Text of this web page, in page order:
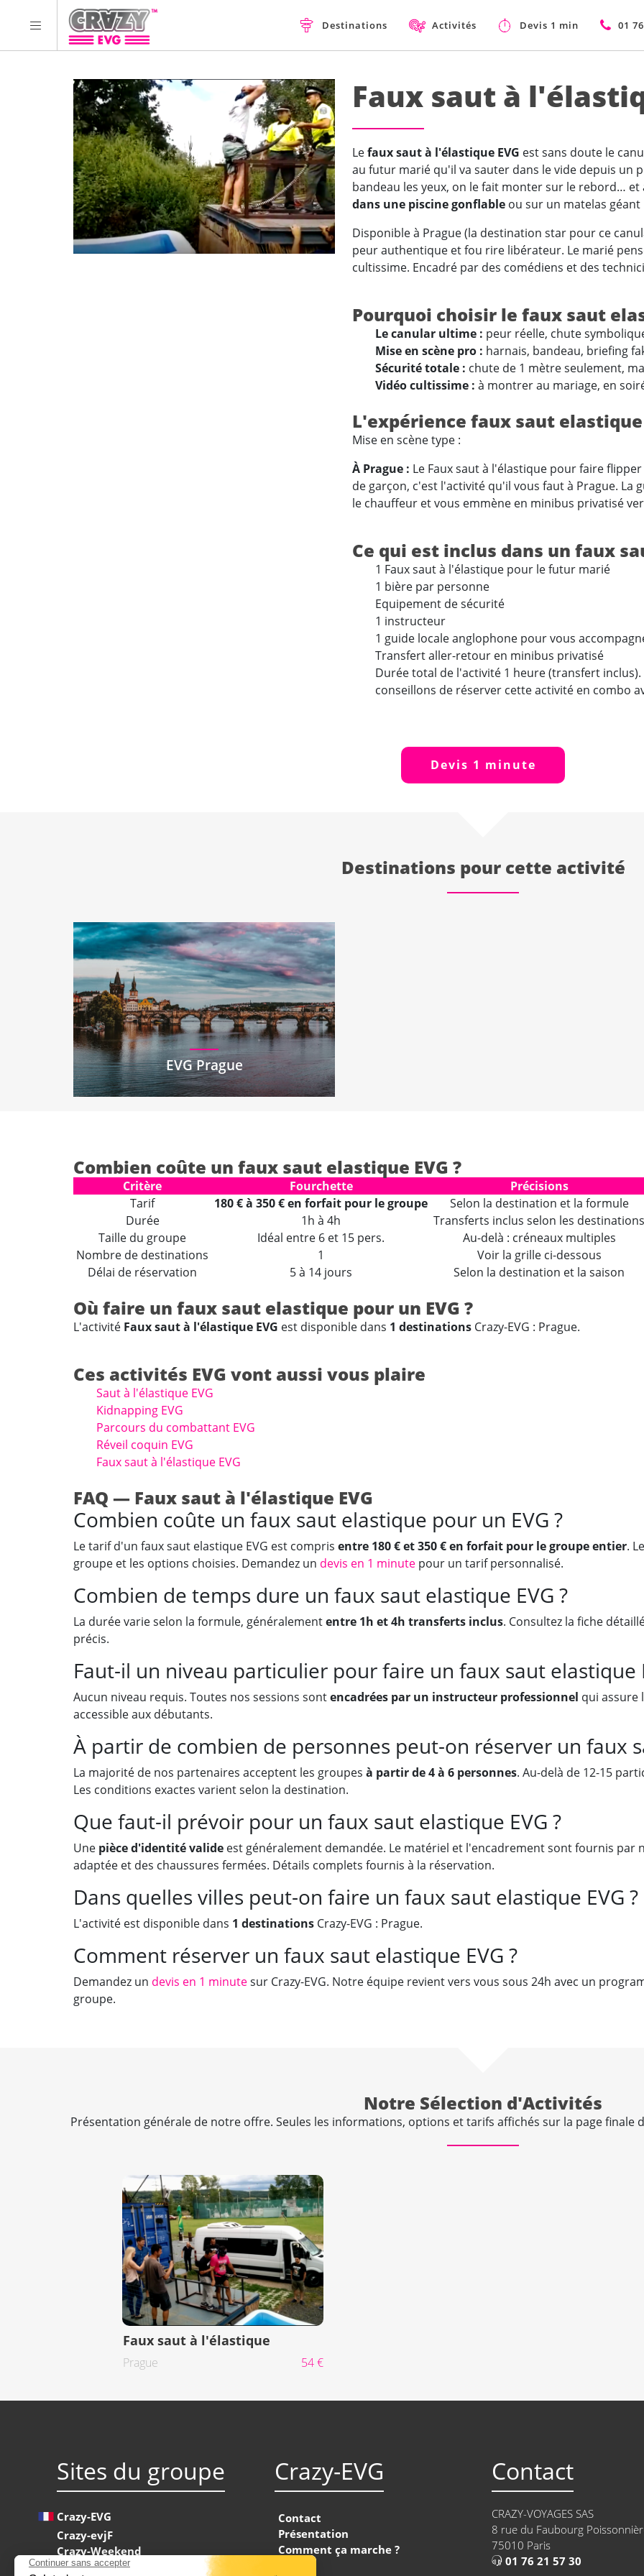
Destinations Activités Devis 1 min 01
Faux saut à
Lefaux saut à l'élastique EVG est sans doute le
au futur marié qu'il va sauter dans le vide depuis un
bandeau les yeux, on le fait monter sur le rebord…
dans une piscine gonflable ou sur un matelas
Disponible à Prague (la destination star pour ce
peur authentique et fou rire libérateur. Le marié
cultissime. Encadré par des comédiens et des
Pourquoi choisir le faux saut
Le canular ultime : peur réelle, chute
Mise en scène pro : harnais, bandeau, briefing
Sécurité totale : chute de 1 mètre seulement,
Vidéo cultissime : à montrer au mariage, en
L'expérience faux saut
Mise en scène type :
À Prague : Le Faux saut à l'élastique pour faire
de garçon, c'est l'activité qu'il vous faut à Prague. La
le chauffeur et vous emmène en minibus privatisé
Ce qui est inclus dans un faux
1 Faux saut à l'élastique pour le futur marié
1 bière par personne
Equipement de sécurité
1 instructeur
1 guide locale anglophone pour vous
Transfert aller-retour en minibus privatisé
Durée total de l'activité 1 heure (transfert
conseillons de réserver cette activité en combo
Devis 1 minute
Destinations pour cette activité
EVG Prague
Combien coûte un faux saut elastique EVG ?
Critère Fourchette
Précisions
Tarif
180 € à 350 € en forfait pour le groupe
Selon la destination et la formule
Durée
1h à 4h
Transferts inclus selon les destinations
Taille du groupe
Idéal entre 6 et 15 pers.
Au-delà : créneaux multiples
Nombre de destinations
1
Voir la grille ci-dessous
Délai de réservation
5 à 14 jours Selon la destination et la saison
Où faire un faux saut elastique pour un EVG ?
L'activité Faux saut à l'élastique EVG est disponible dans 1 destinations Crazy-EVG : Prague.
Ces activités EVG vont aussi vous plaire
Saut à l'élastique EVG
Kidnapping EVG
Parcours du combattant EVG
Réveil coquin EVG
Faux saut à l'élastique EVG
FAQ — Faux saut à l'élastique EVG
Combien coûte un faux saut elastique pour un EVG ?
Le tarif d'un faux saut elastique EVG est compris entre 180 € et 350 € en forfait pour le groupe entier.
groupe et les options choisies. Demandez un devis en 1 minute pour un tarif personnalisé.
Combien de temps dure un faux saut elastique EVG ?
La durée varie selon la formule, généralemententre 1h et 4h transferts inclus. Consultez la fiche
précis.
Faut-il un niveau particulier pour faire un faux saut elastique
Aucun niveau requis. Toutes nos sessions sontencadrées par un instructeur professionnel qui assure
accessible aux débutants.
À partir de combien de personnes peut-on réserver un faux
La majorité de nos partenaires acceptent les groupes à partir de 4 à 6 personnes. Au-delà de 12-15
Les conditions exactes varient selon la destination.
Que faut-il prévoir pour un faux saut elastique EVG ?
Une pièce d'identité valide est généralement demandée. Le matériel et l'encadrement sont fournis par
adaptée et des chaussures fermées. Détails complets fournis à la réservation.
Dans quelles villes peut-on faire un faux saut elastique EVG ?
L'activité est disponible dans 1 destinations Crazy-EVG : Prague.
Comment réserver un faux saut elastique EVG ?
Demandez un devis en 1 minutesur Crazy-EVG. Notre équipe revient vers vous sous 24h avec un
groupe.
Notre Sélection d'Activités
Présentation générale de notre offre. Seules les informations, options et tarifs affichés sur la page
Faux saut à l'élastique
Prague 54 €
Sites du groupe
Crazy-EVG
Crazy-evjF
Crazy-Weekend
Crazy-Seminaire
Crazy-EVG
Contact
Présentation
Comment ça marche ?
Contact
CRAZY-VOYAGES SAS
8 rue du Faubourg
75010 Paris
01 76 21 57 30